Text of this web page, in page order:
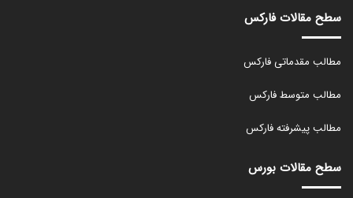
سطح مقالات فارکس
مطالب مقدماتی فارکس
مطالب متوسط فارکس
مطالب پیشرفته فارکس
سطح مقالات بورس